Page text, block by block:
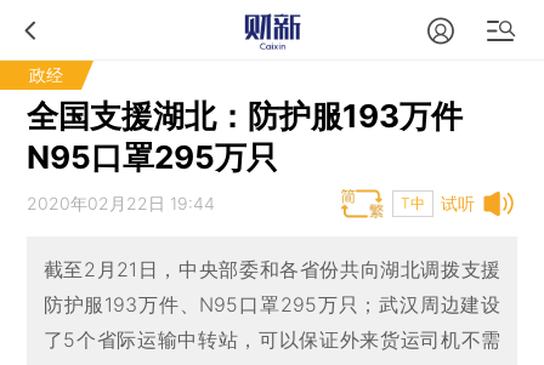
政经
全国支援湖北：防护服193万件
N95口罩295万只
试听
2020年02月22日 19:44 T中
截至2月21日，中央部委和各省份共向湖北调拨支援
防护服193万件、N95口罩295万只；武汉周边建设
了5个省际运输中转站，可以保证外来货运司机不需